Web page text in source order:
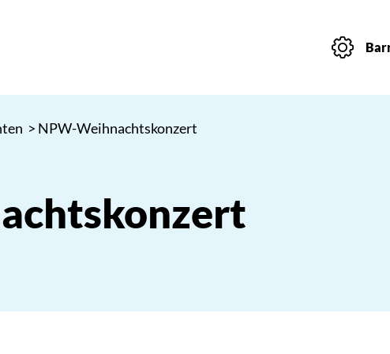
> NPW-Weihnachtskonzert